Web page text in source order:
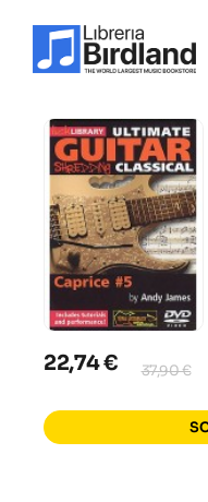
22,74 € 37,90 €